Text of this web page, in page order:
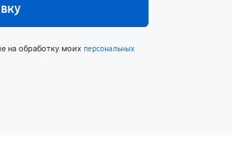
на обработку моих персональных